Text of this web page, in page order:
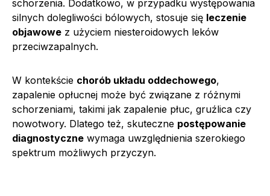
schorzenia. Dodatkowo, w przypadku występowania
silnych dolegliwości bólowych, stosuje się leczenie
objawowe z użyciem niesteroidowych leków
przeciwzapalnych.
W kontekście chorób układu oddechowego,
zapalenie opłucnej może być związane z różnymi
schorzeniami, takimi jak zapalenie płuc, gruźlica czy
nowotwory. Dlatego też, skuteczne postępowanie
diagnostyczne wymaga uwzględnienia szerokiego
spektrum możliwych przyczyn.